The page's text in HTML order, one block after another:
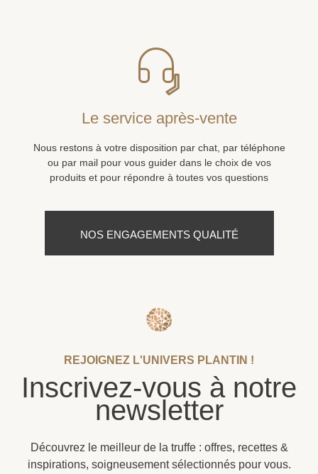
Le service après-vente
Nous restons à votre disposition par chat, par téléphone
ou par mail pour vous guider dans le choix de vos
produits et pour répondre à toutes vos questions
NOS ENGAGEMENTS QUALITÉ
REJOIGNEZ L'UNIVERS PLANTIN !
Inscrivez-vous à notre
newsletter
Découvrez le meilleur de la truffe : offres, recettes &
inspirations, soigneusement sélectionnés pour vous.